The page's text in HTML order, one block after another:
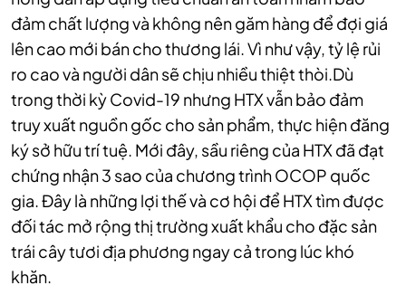
đảm chất lượng và không nên găm hàng để đợi giá
lên cao mới bán cho thương lái. Vì như vậy, tỷ lệ rủi
ro cao và người dân sẽ chịu nhiều thiệt thòi.Dù
trong thời kỳ Covid-19 nhưng HTX vẫn bảo đảm
truy xuất nguồn gốc cho sản phẩm, thực hiện đăng
ký sở hữu trí tuệ. Mới đây, sầu riêng của HTX đã đạt
chứng nhận 3 sao của chương trình OCOP quốc
gia. Đây là những lợi thế và cơ hội để HTX tìm được
đối tác mở rộng thị trường xuất khẩu cho đặc sản
trái cây tươi địa phương ngay cả trong lúc khó
khăn.